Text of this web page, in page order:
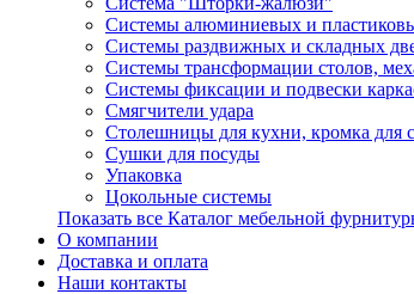
Системы алюминиевых и
Системы раздвижных и складных
Системы трансформации столов,
Системы фиксации и подвески
Смягчители удара
Столешницы для кухни, кромка для
Сушки для посуды
Упаковка
Цокольные системы
Показать все Каталог мебельной
О компании
Доставка и оплата
Наши контакты